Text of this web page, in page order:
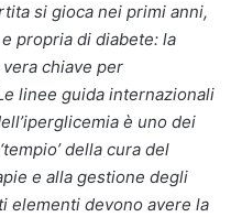
si gioca nei primi anni,
propria di diabete: la
chiave per
linee guida internazionali
è uno dei
della cura del
e alla gestione degli
elementi devono avere la